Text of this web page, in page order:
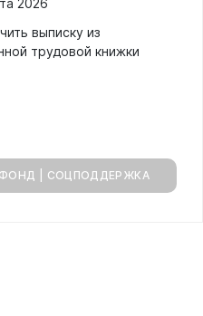
лесах
депутатов
выписку из
трудовой книжки
| СОЦПОДДЕРЖКА